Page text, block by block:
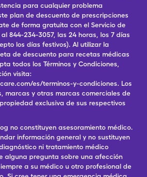
para cualquier problema
plan de descuento de prescripciones
de forma gratuita con el Servicio de
844-234-3057, las 24 horas, los 7 días
los días festivos). Al utilizar la
de descuento para recetas médicas
todos los Términos y Condiciones,
visita:
es/terminos-y-condiciones. Los
marcas y otras marcas comerciales de
exclusiva de sus respectivos
no constituyen asesoramiento médico.
información general y no sustituyen
ni tratamiento médico
alguna pregunta sobre una afección
a su médico u otro profesional de